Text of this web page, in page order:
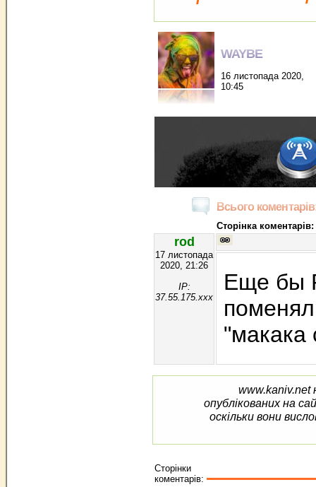
WAYBE
16 листопада 2020,
10:45
Всього
Сторінка коментарів:
rod
17 листопада
2020, 21:26
IP:
37.55.175.xxx
Еще бы
"макака
www.kaniv.net
опублікованих на
оскільки вони
Сторінки
коментарів: